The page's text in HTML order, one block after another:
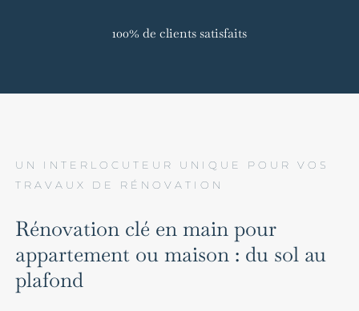
100% de clients satisfaits
UN INTERLOCUTEUR UNIQUE POUR VOS
TRAVAUX DE RÉNOVATION
Rénovation clé en main pour
appartement ou maison : du sol au
plafond